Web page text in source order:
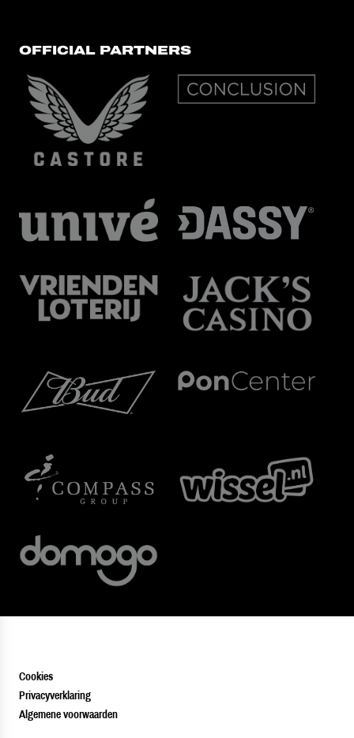
OFFICIAL PARTNERS
Cookies
Privacyverklaring
Algemene voorwaarden